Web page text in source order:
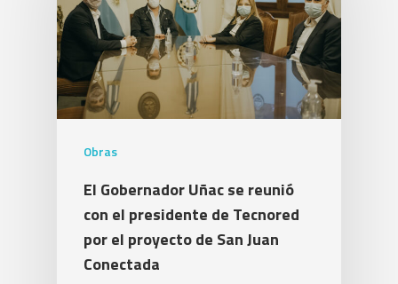
Obras
El Gobernador Uñac se reunió
con el presidente de Tecnored
por el proyecto de San Juan
Conectada